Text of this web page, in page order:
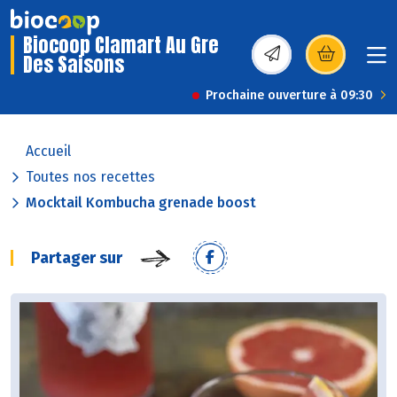
Biocoop Clamart Au Gre
Des Saisons (s’ouvre dans une
Prochaine ouverture à 09:30
Accueil
Toutes nos recettes
Mocktail Kombucha grenade boost
Partager sur